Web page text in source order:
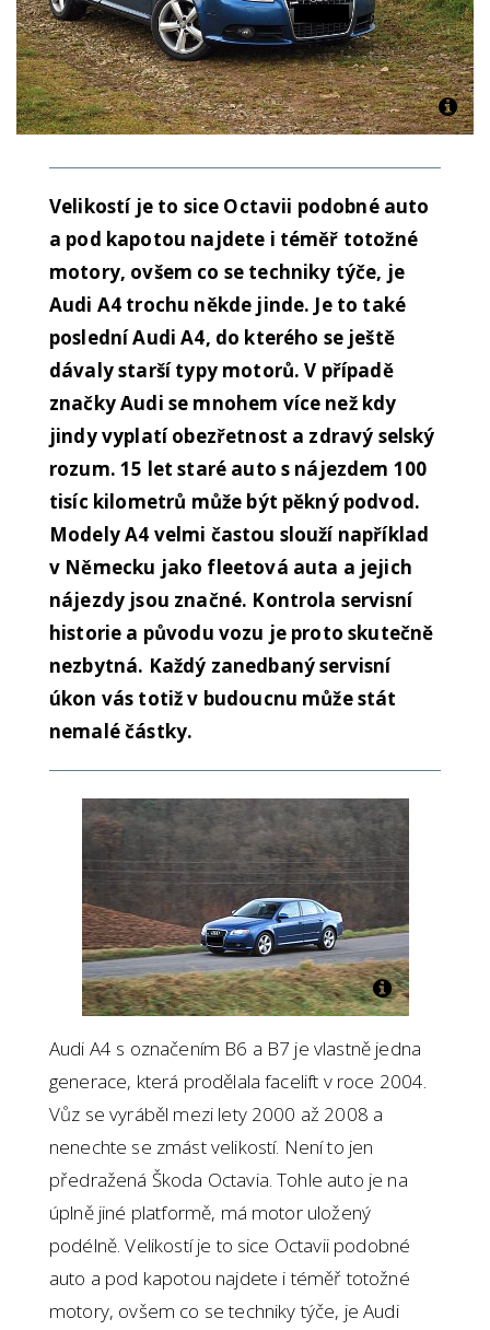
Velikostí je to sice Octavii podobné auto
a pod kapotou najdete i téměř totožné
motory, ovšem co se techniky týče, je
Audi A4 trochu někde jinde. Je to také
poslední Audi A4, do kterého se ještě
dávaly starší typy motorů. V případě
značky Audi se mnohem více než kdy
jindy vyplatí obezřetnost a zdravý selský
rozum. 15 let staré auto s nájezdem 100
tisíc kilometrů může být pěkný podvod.
Modely A4 velmi častou slouží například
v Německu jako fleetová auta a jejich
nájezdy jsou značné. Kontrola servisní
historie a původu vozu je proto skutečně
nezbytná. Každý zanedbaný servisní
úkon vás totiž v budoucnu může stát
nemalé částky.
Audi A4 s označením B6 a B7 je vlastně jedna
generace, která prodělala facelift v roce 2004.
Vůz se vyráběl mezi lety 2000 až 2008 a
nenechte se zmást velikostí. Není to jen
předražená Škoda Octavia. Tohle auto je na
úplně jiné platformě, má motor uložený
podélně. Velikostí je to sice Octavii podobné
auto a pod kapotou najdete i téměř totožné
motory, ovšem co se techniky týče, je Audi